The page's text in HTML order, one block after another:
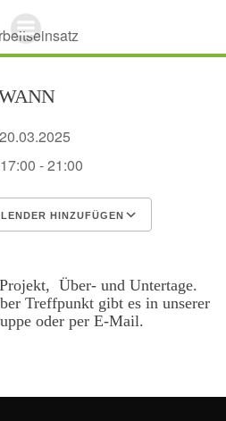
Zum
Inhalt
springen
20.03.2025
17:00 - 21:00
HINZUFÜGEN
Über- und Untertage.
Treffpunkt gibt es in unserer
oder per E-Mail.